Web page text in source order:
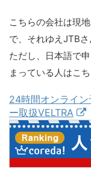
こちらの会社は現
で、それゆえJTBさ
ただし、日本語で
まっている人はこ
24時間オンライ
ー取扱VELTRA